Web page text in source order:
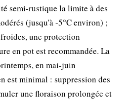
semi-rustique la limite à des
(jusqu'à -5°C environ) ;
une protection
en pot est recommandée. La
en mai-juin
est minimal : suppression des
une floraison prolongée et